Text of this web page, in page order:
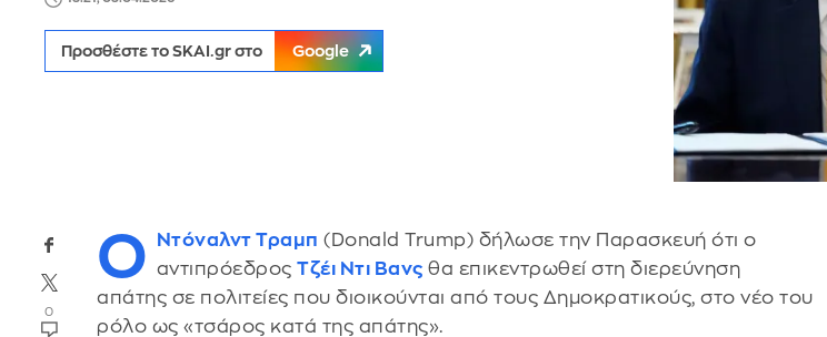
Προσθέστε το SKAI.gr στο Google
0
Ο Ντόναλντ Τραμπ (Donald Trump) δήλωσε την Παρασκευή ότι ο
αντιπρόεδροςΤζέι Ντι Βανς θα επικεντρωθεί στη διερεύνηση
απάτης σε πολιτείες που διοικούνται από τους Δημοκρατικούς, στο νέο του
ρόλο ως «τσάρος κατά της απάτης».